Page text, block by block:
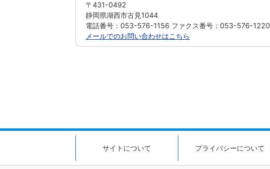
〒431-0492
静岡県湖西市古見1044
電話番号：053-576-1156 ファクス番号：053-576-1220
メールでのお問い合わせはこちら
サイトについて プライバシーについて